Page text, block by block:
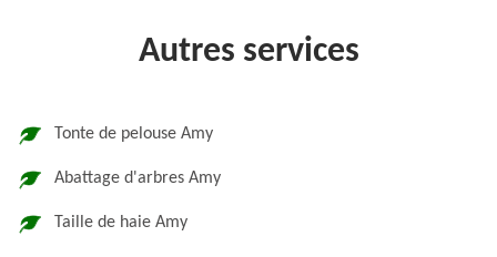
Autres services
Tonte de pelouse Amy
Abattage d'arbres Amy
Taille de haie Amy